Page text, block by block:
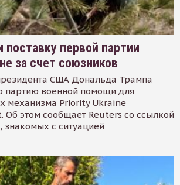
первой партии
за счет союзников
США Дональда Трампа
партию военной помощи для
механизма Priority Ukraine
Об этом сообщает Reuters со ссылкой
знакомых с ситуацией